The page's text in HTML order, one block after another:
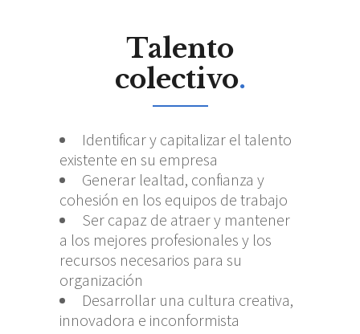
Talento
colectivo.
Identificar y capitalizar el talento
existente en su empresa
Generar lealtad, confianza y
cohesión en los equipos de trabajo
Ser capaz de atraer y mantener
a los mejores profesionales y los
recursos necesarios para su
organización
Desarrollar una cultura creativa,
innovadora e inconformista